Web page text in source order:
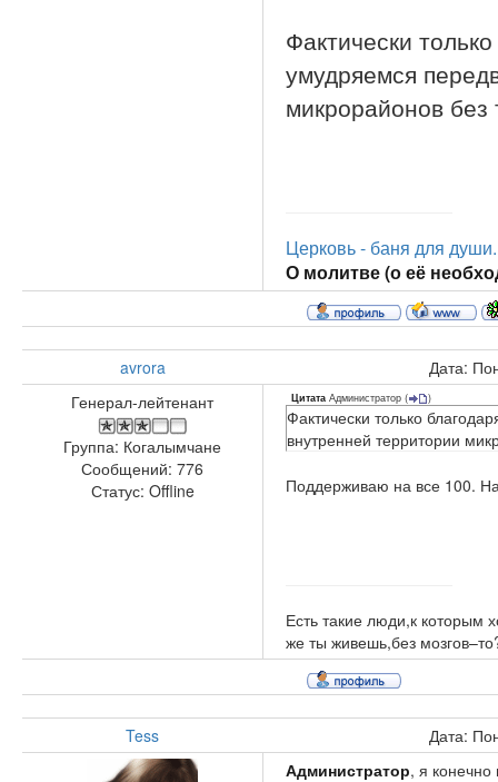
Фактически
умудряемся
микрорайонов
Церковь - баня для
О молитве (о её
avrora
Дата:
Генерал-лейтенант
Группа: Когалымчане
Сообщений: 776
Статус: Offline
Цитата Администратор ( )
Фактически только
внутренней территории
Поддерживаю на все 100.
Есть такие люди,к которым
же ты живешь,без
Tess Дата:
Администратор, я